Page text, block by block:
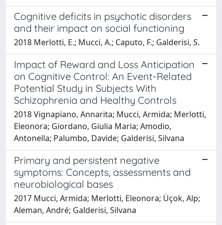
Cognitive deficits in psychotic disorders
and their impact on social functioning
2018 Merlotti, E.; Mucci, A.; Caputo, F.; Galderisi, S.
Impact of Reward and Loss Anticipation
on Cognitive Control: An Event-Related
Potential Study in Subjects With
Schizophrenia and Healthy Controls
2018 Vignapiano, Annarita; Mucci, Armida; Merlotti,
Eleonora; Giordano, Giulia Maria; Amodio,
Antonella; Palumbo, Davide; Galderisi, Silvana
Primary and persistent negative
symptoms: Concepts, assessments and
neurobiological bases
2017 Mucci, Armida; Merlotti, Eleonora; Üçok, Alp;
Aleman, André; Galderisi, Silvana